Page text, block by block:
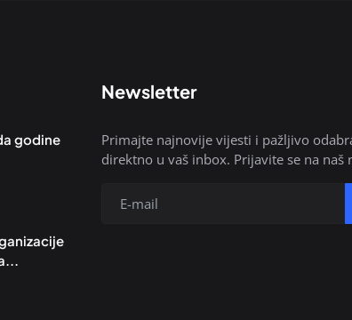
godine
Newsletter
Primajte najnovije vijesti i pažljivo
direktno u vaš inbox. Prijavite se na naš